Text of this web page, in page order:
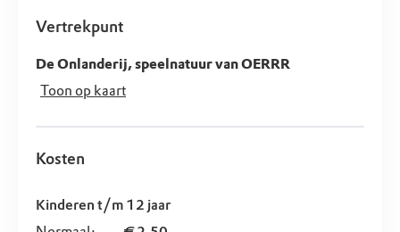
Vertrekpunt
De Onlanderij, speelnatuur van OERRR
Toon op kaart
Kosten
Kinderen t/m 12 jaar